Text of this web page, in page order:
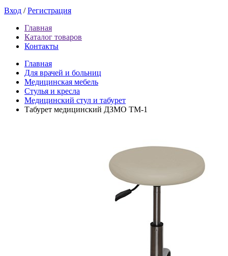
Вход /Регистрация
Главная
Каталог товаров
Контакты
Главная
Для врачей и больниц
Медицинская мебель
Cтулья и кресла
Медицинский стул и табурет
Табурет медицинский ДЗМО ТМ-1